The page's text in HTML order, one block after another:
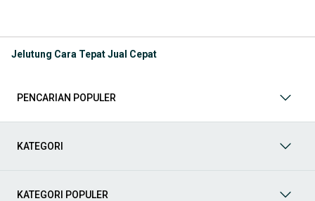
Jelutung Cara Tepat Jual Cepat
PENCARIAN POPULER
KATEGORI
KATEGORI POPULER